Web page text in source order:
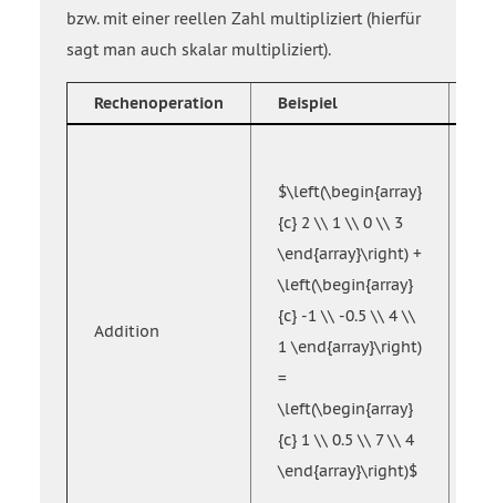
bzw. mit einer reellen Zahl multipliziert (hierfür
sagt man auch skalar multipliziert).
Rechenoperation Beispiel
Addition
$\left(\begin{array}
{c} 2 \\ 1 \\ 0 \\ 3
\end{array}\right) +
\left(\begin{array}
{c} -1 \\ -0.5 \\ 4 \\
1 \end{array}\right)
=
\left(\begin{array}
{c} 1 \\ 0.5 \\ 7 \\ 4
\end{array}\right)$